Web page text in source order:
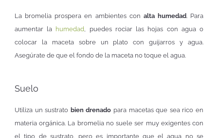
La bromelia prospera en ambientes con alta humedad. Para
aumentar la humedad , puedes rociar las hojas con agua o
colocar la maceta sobre un plato con guijarros y agua.
Asegúrate de que el fondo de la maceta no toque el agua.
Suelo
Utiliza un sustrato bien drenado para macetas que sea rico en
materia orgánica. La bromelia no suele ser muy exigentes con
el tipo de sustrato, pero es importante que el agua no se